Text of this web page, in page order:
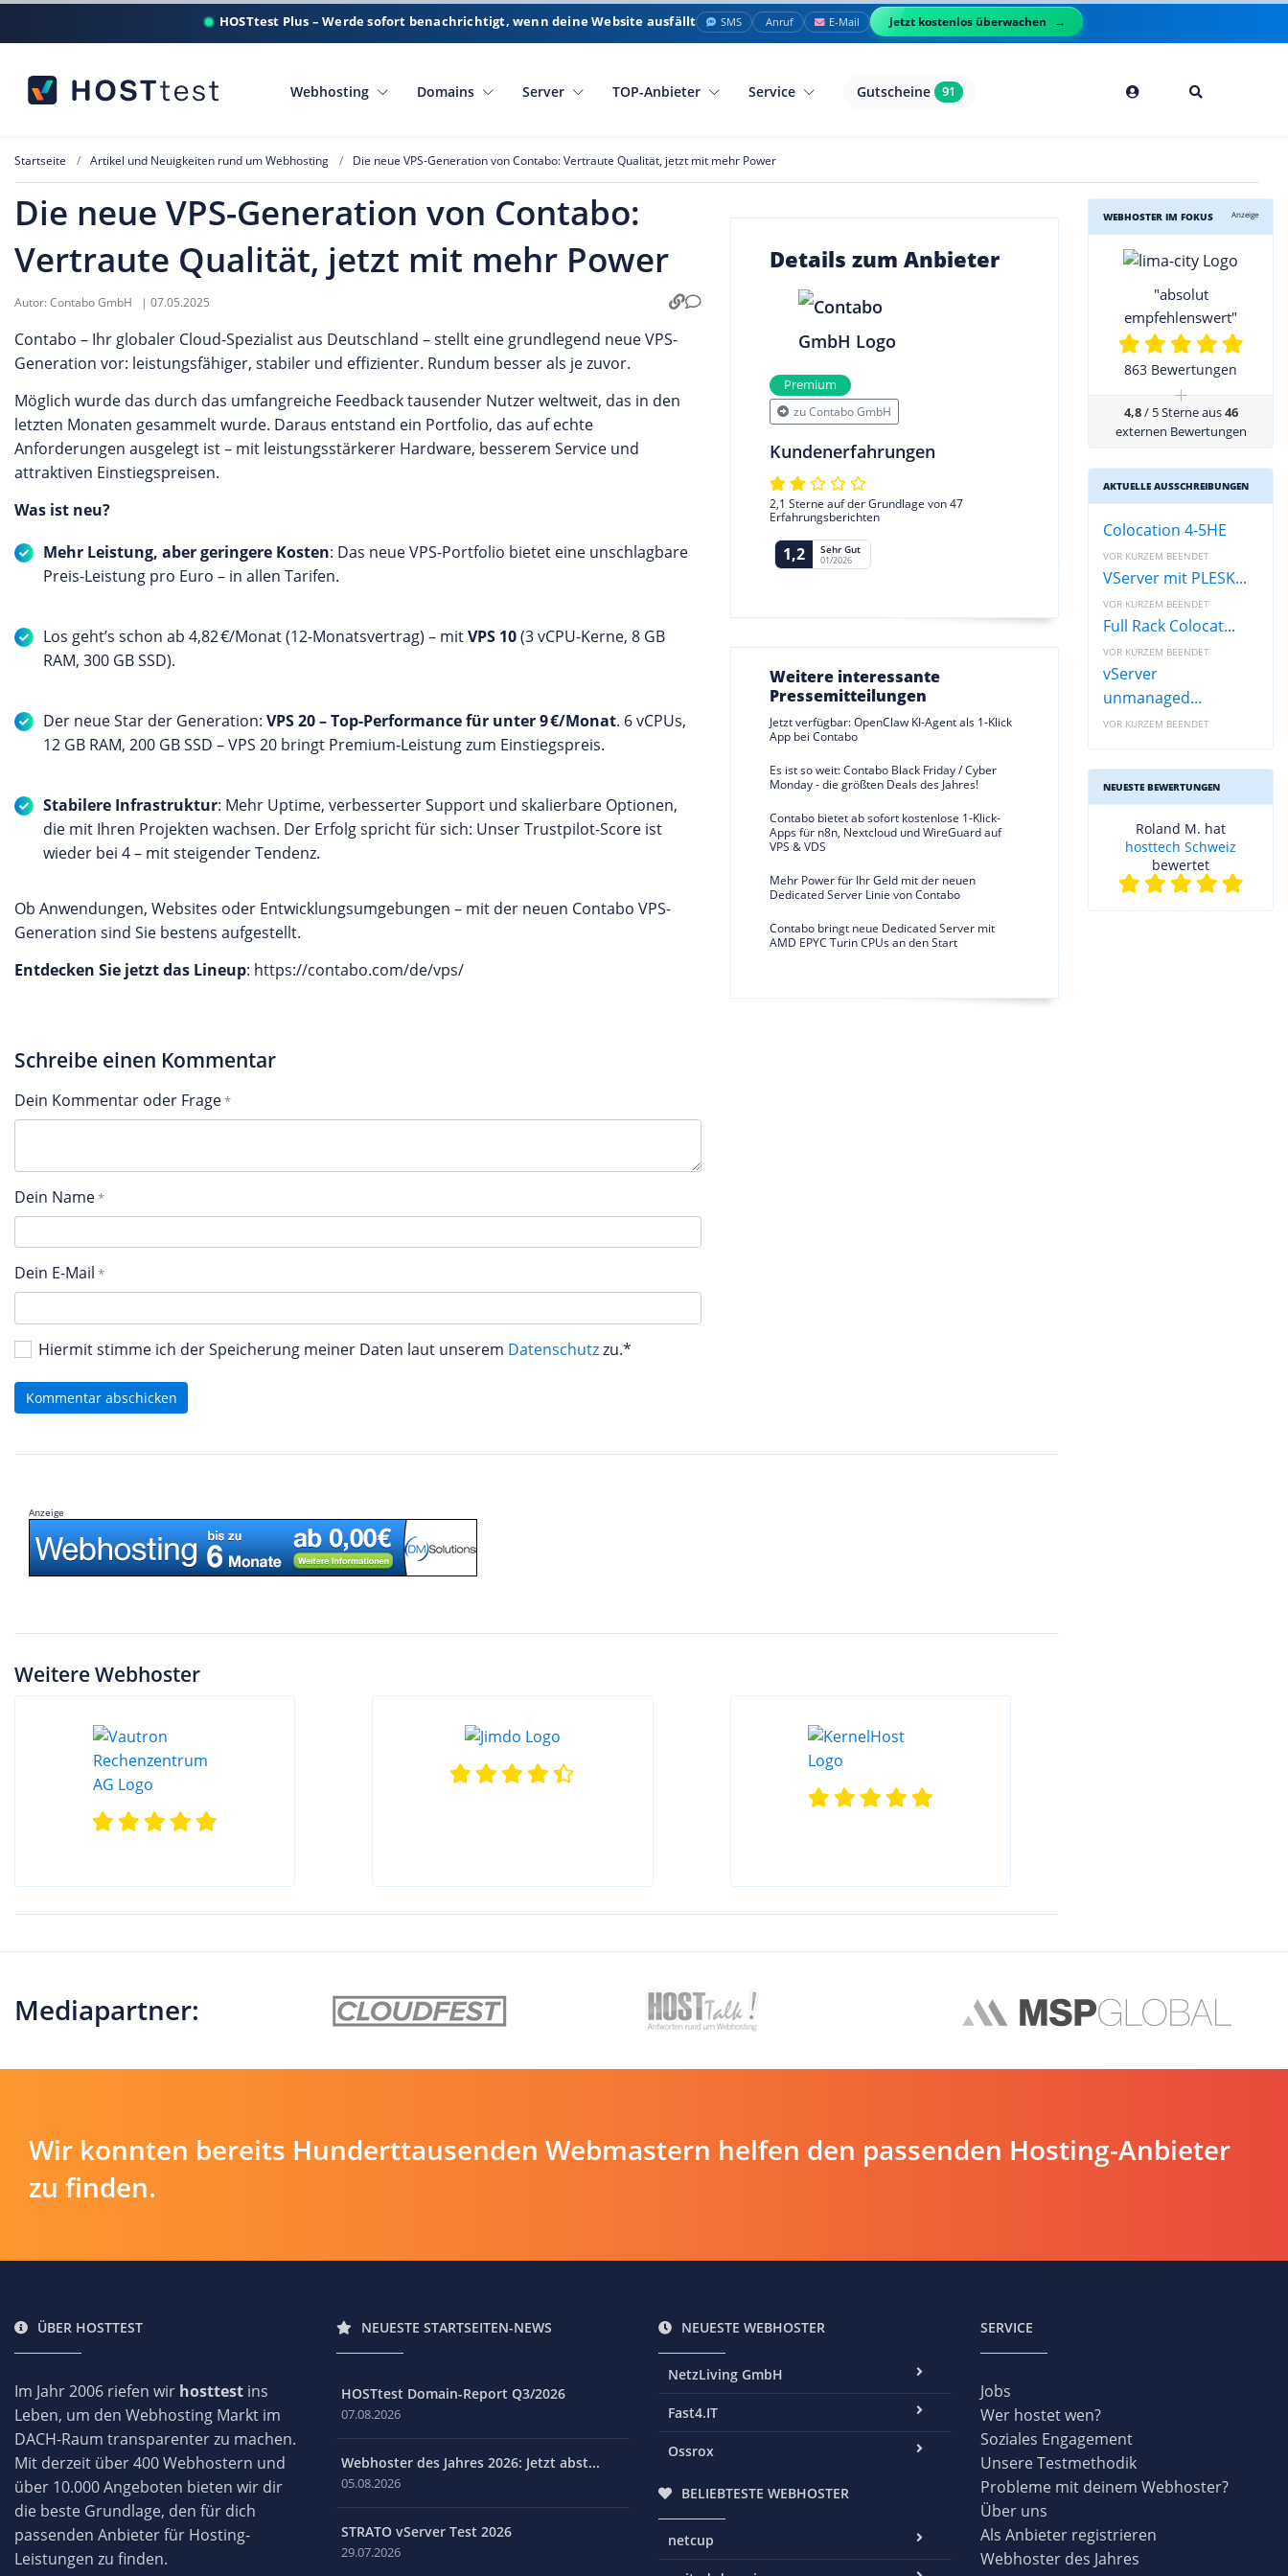
HOSTtest Plus – Werde sofort benachrichtigt, wenn deine Website ausfällt SMS Anruf E-Mail Jetzt kostenlos überwachen
Webhosting Domains Server TOP-Anbieter Service Gutscheine 91
Startseite Artikel und Neuigkeiten rund um Webhosting Die neue VPS-Generation von Contabo: Vertraute Qualität, jetzt mit mehr Power
Die neue VPS-Generation von Contabo:
Vertraute Qualität, jetzt mit mehr Power
Autor:Contabo GmbH | 07.05.2025
Contabo – Ihr globaler Cloud-Spezialist aus Deutschland – stellt eine grundlegend neue VPS-
Generation vor: leistungsfähiger, stabiler und effizienter. Rundum besser als je zuvor.
Möglich wurde das durch das umfangreiche Feedback tausender Nutzer weltweit, das in den
letzten Monaten gesammelt wurde. Daraus entstand ein Portfolio, das auf echte
Anforderungen ausgelegt ist – mit leistungsstärkerer Hardware, besserem Service und
attraktiven Einstiegspreisen.
Was ist neu?
Mehr Leistung, aber geringere Kosten: Das neue VPS-Portfolio bietet eine unschlagbare
Preis-Leistung pro Euro – in allen Tarifen.
Los geht’s schon ab 4,82 €/Monat (12-Monatsvertrag) – mitVPS 10(3 vCPU-Kerne, 8 GB
RAM, 300 GB SSD).
Der neue Star der Generation: VPS 20 – Top-Performance für unter 9 €/Monat. 6 vCPUs,
12 GB RAM, 200 GB SSD – VPS 20 bringt Premium-Leistung zum Einstiegspreis.
Stabilere Infrastruktur: Mehr Uptime, verbesserter Support und skalierbare Optionen,
die mit Ihren Projekten wachsen. Der Erfolg spricht für sich: Unser Trustpilot-Score ist
wieder bei 4 – mit steigender Tendenz.
Ob Anwendungen, Websites oder Entwicklungsumgebungen – mit der neuen Contabo VPS-
Generation sind Sie bestens aufgestellt.
Entdecken Sie jetzt das Lineup: https://contabo.com/de/vps/
Details zum Anbieter
Premium
zu Contabo GmbH
Kundenerfahrungen
2,1 Sterne auf der Grundlage von 47
Erfahrungsberichten
1,2 Sehr Gut
01/2026
Weitere interessante
Pressemitteilungen
Jetzt verfügbar: OpenClaw KI-Agent als 1-Klick
App bei Contabo
Es ist so weit: Contabo Black Friday / Cyber
Monday - die größten Deals des Jahres!
Contabo bietet ab sofort kostenlose 1-Klick-
Apps für n8n, Nextcloud und WireGuard auf
VPS & VDS
Mehr Power für Ihr Geld mit der neuen
Dedicated Server Linie von Contabo
Contabo bringt neue Dedicated Server mit
AMD EPYC Turin CPUs an den Start
Schreibe einen Kommentar
Dein Kommentar oder Frage
Dein Name
Dein E-Mail
Hiermit stimme ich der Speicherung meiner Daten laut unserem Datenschutzzu.*
Kommentar abschicken
Anzeige
Weitere Webhoster
WEBHOSTER IM FOKUS Anzeige
"absolut
empfehlenswert"
863 Bewertungen
+
4,8/ 5 Sterne aus46
externen Bewertungen
AKTUELLE AUSSCHREIBUNGEN
Colocation 4-5HE
VOR KURZEM BEENDET
VServer mit PLESK...
VOR KURZEM BEENDET
Full Rack Colocat...
VOR KURZEM BEENDET
vServer
unmanaged...
VOR KURZEM BEENDET
NEUESTE BEWERTUNGEN
Roland M. hat
hosttech Schweiz
bewertet
Mediapartner:
Wir konnten bereits Hunderttausenden Webmastern helfen den passenden Hosting-Anbieter
zu finden.
ÜBER HOSTTEST
Im Jahr 2006 riefen wir hosttest ins
Leben, um den Webhosting Markt im
DACH-Raum transparenter zu machen.
Mit derzeit über 400 Webhostern und
über 10.000 Angeboten bieten wir dir
die beste Grundlage, den für dich
passenden Anbieter für Hosting-
Leistungen zu finden.
NEUESTE STARTSEITEN-NEWS
HOSTtest Domain-Report Q3/2026
07.08.2026
Webhoster des Jahres 2026: Jetzt abst...
05.08.2026
STRATO vServer Test 2026
29.07.2026
NEUESTE WEBHOSTER
NetzLiving GmbH
Fast4.IT
Ossrox
BELIEBTESTE WEBHOSTER
netcup
SERVICE
Jobs
Wer hostet wen?
Soziales Engagement
Unsere Testmethodik
Probleme mit deinem Webhoster?
Über uns
Als Anbieter registrieren
Webhoster des Jahres